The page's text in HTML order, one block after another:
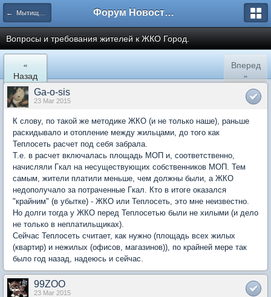
← Мытищи, Рождественская 7 Форум Новостройки
Вопросы и требования жителей к ЖКО Город.
«
Назад
Вперед
»
Ga-o-sis
23 Mar 2015
К слову, по такой же методике ЖКО (и не только наше), раньше
раскидывало и отопление между жильцами, до того как
Теплосеть расчет под себя забрала.
Т.е. в расчет включалась площадь МОП и, соответственно,
начисляли Гкал на несуществующих собственников МОП. Тем
самым, жители платили меньше, чем должны были, а ЖКО
недополучало за потраченные Гкал. Кто в итоге оказался
"крайним" (в убытке) - ЖКО или Теплосеть, это мне неизвестно.
Но долги тогда у ЖКО перед Теплосетью были не хилыми (и дело
не только в неплатильщиках).
Сейчас Теплосеть считает, как нужно (площадь всех жилых
(квартир) и нежилых (офисов, магазинов)), по крайней мере так
было год назад, надеюсь и сейчас.
99ZOO
23 Mar 2015